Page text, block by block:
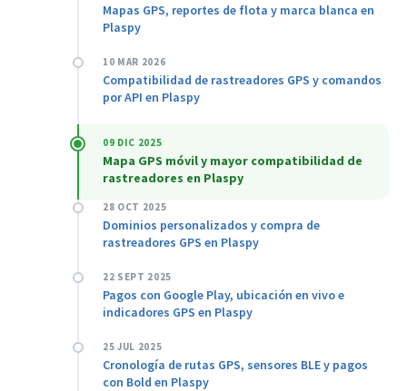
Mapas GPS, reportes de flota y marca blanca en
Plaspy
10 MAR 2026
Compatibilidad de rastreadores GPS y comandos
por API en Plaspy
09 DIC 2025
Mapa GPS móvil y mayor compatibilidad de
rastreadores en Plaspy
28 OCT 2025
Dominios personalizados y compra de
rastreadores GPS en Plaspy
22 SEPT 2025
Pagos con Google Play, ubicación en vivo e
indicadores GPS en Plaspy
25 JUL 2025
Cronología de rutas GPS, sensores BLE y pagos
con Bold en Plaspy